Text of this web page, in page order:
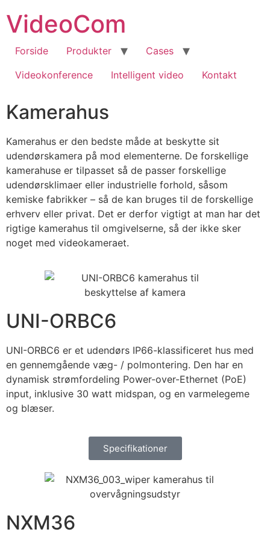
VideoCom
Forside Produkter
Cases
Videokonference
Intelligent video Kontakt
Kamerahus
Kamerahus er den bedste måde at beskytte sit
udendørskamera på mod elementerne. De forskellige
kamerahuse er tilpasset så de passer forskellige
udendørsklimaer eller industrielle forhold, såsom
kemiske fabrikker – så de kan bruges til de forskellige
erhverv eller privat. Det er derfor vigtigt at man har det
rigtige kamerahus til omgivelserne, så der ikke sker
noget med videokameraet.
UNI-ORBC6
UNI-ORBC6 er et udendørs IP66-klassificeret hus med
en gennemgående væg- / polmontering. Den har en
dynamisk strømfordeling Power-over-Ethernet (PoE)
input, inklusive 30 watt midspan, og en varmelegeme
og blæser.
Specifikationer
NXM36